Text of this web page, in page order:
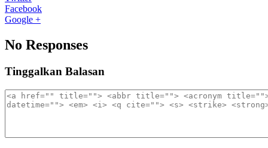
Facebook
Google +
No Responses
Tinggalkan Balasan